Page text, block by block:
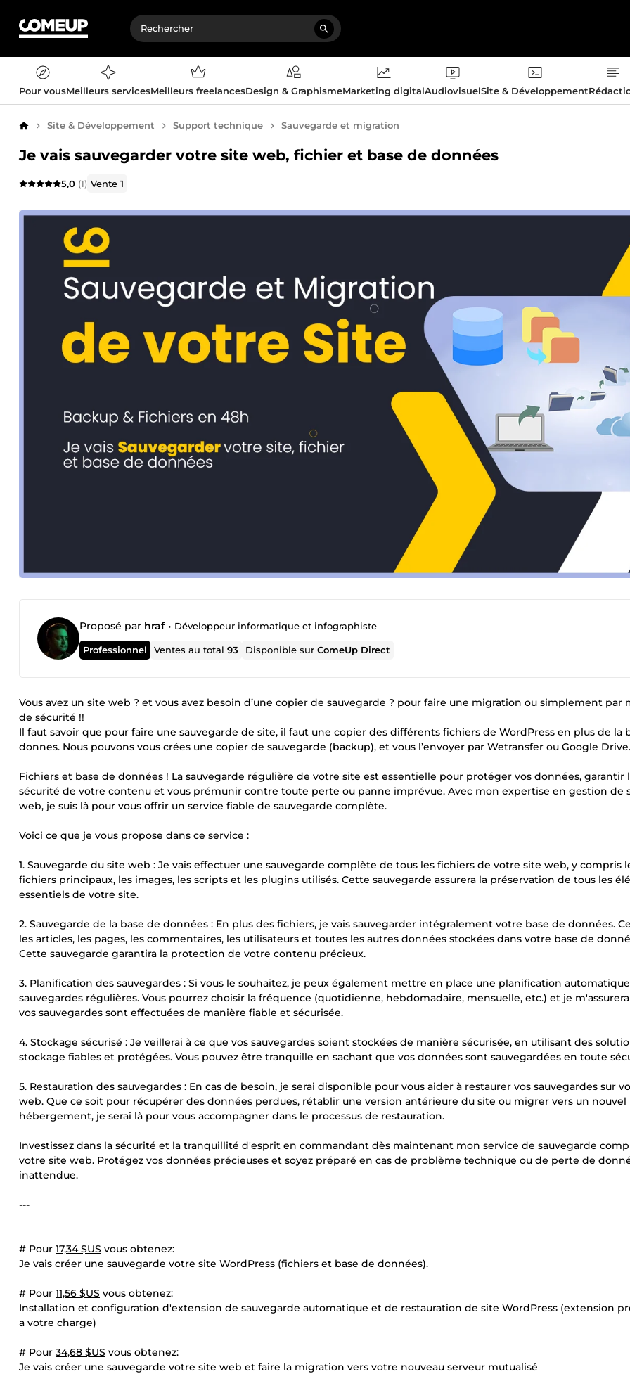
Pour vousMeilleurs servicesMeilleurs freelancesDesign & GraphismeMarketing digitalAudiovisuelSite & Développement
AccueilSite & Développement Support technique Sauvegarde et migration
Je vais sauvegarder votre site web, fichier et base de données
5,0 (1) Vente1
Proposé par hraf • Développeur informatique et infographiste
Professionnel Ventes au total93 Disponible surComeUp Direct
Vous avez un site web ? et vous avez besoin d’une copier de sauvegarde ? pour faire une migration ou simplement par
de sécurité !!
Il faut savoir que pour faire une sauvegarde de site, il faut une copier des différents fichiers de WordPress en plus de la
donnes. Nous pouvons vous crées une copier de sauvegarde (backup), et vous l’envoyer par Wetransfer ou Google Drive.
Fichiers et base de données ! La sauvegarde régulière de votre site est essentielle pour protéger vos données, garantir
sécurité de votre contenu et vous prémunir contre toute perte ou panne imprévue. Avec mon expertise en gestion de
web, je suis là pour vous offrir un service fiable de sauvegarde complète.
Voici ce que je vous propose dans ce service :
1. Sauvegarde du site web : Je vais effectuer une sauvegarde complète de tous les fichiers de votre site web, y compris
fichiers principaux, les images, les scripts et les plugins utilisés. Cette sauvegarde assurera la préservation de tous les
essentiels de votre site.
2. Sauvegarde de la base de données : En plus des fichiers, je vais sauvegarder intégralement votre base de données.
les articles, les pages, les commentaires, les utilisateurs et toutes les autres données stockées dans votre base de
Cette sauvegarde garantira la protection de votre contenu précieux.
3. Planification des sauvegardes : Si vous le souhaitez, je peux également mettre en place une planification
sauvegardes régulières. Vous pourrez choisir la fréquence (quotidienne, hebdomadaire, mensuelle, etc.) et je
vos sauvegardes sont effectuées de manière fiable et sécurisée.
4. Stockage sécurisé : Je veillerai à ce que vos sauvegardes soient stockées de manière sécurisée, en utilisant des
stockage fiables et protégées. Vous pouvez être tranquille en sachant que vos données sont sauvegardées en toute
5. Restauration des sauvegardes : En cas de besoin, je serai disponible pour vous aider à restaurer vos sauvegardes sur
web. Que ce soit pour récupérer des données perdues, rétablir une version antérieure du site ou migrer vers un nouvel
hébergement, je serai là pour vous accompagner dans le processus de restauration.
Investissez dans la sécurité et la tranquillité d'esprit en commandant dès maintenant mon service de sauvegarde
votre site web. Protégez vos données précieuses et soyez préparé en cas de problème technique ou de perte de
inattendue.
---
# Pour 17,34 $US vous obtenez:
Je vais créer une sauvegarde votre site WordPress (fichiers et base de données).
# Pour 11,56 $US vous obtenez:
Installation et configuration d'extension de sauvegarde automatique et de restauration de site WordPress (extension
a votre charge)
# Pour 34,68 $US vous obtenez:
Je vais créer une sauvegarde votre site web et faire la migration vers votre nouveau serveur mutualisé